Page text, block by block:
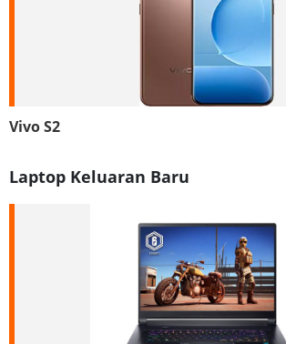
Vivo S2
Laptop Keluaran Baru